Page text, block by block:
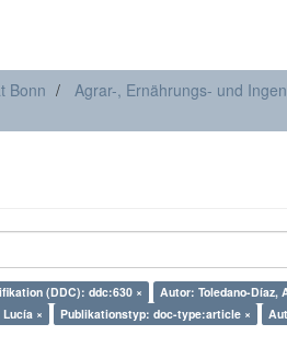
Bonn Agrar-, Ernährungs- und
(DDC): ddc:630 × Autor: Toledano-Díaz,
× Publikationstyp: doc-type:article ×